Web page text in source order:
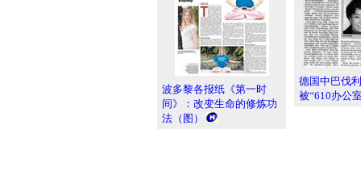
波多黎各报纸《第一时
间》：改变生命的修炼功
法（图）
德国中巴伐
被“610办公